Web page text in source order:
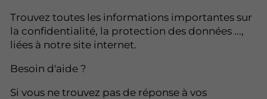
Trouvez toutes les informations importantes sur
la confidentialité, la protection des données ...,
liées à notre site internet.
Besoin d'aide ?
Si vous ne trouvez pas de réponse à vos